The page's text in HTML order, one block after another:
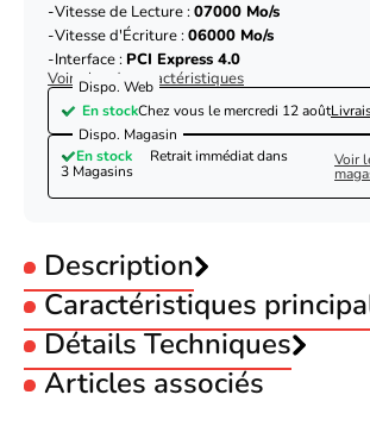
Vitesse de Lecture :07000 Mo/s
Vitesse d'Écriture :06000 Mo/s
Interface : PCI Express 4.0
Voir plus de caractéristiques
Dispo. Web
En stockChez vous le mercredi 12 août
Dispo. Magasin
En stock
Retrait immédiat dans
3 Magasins
Voir
Description
Caractéristiques
Capacité stockage :1To
Interface Disque : PCI-E 4.0
NVMe PCIe : PCIe Gen4
Détails Techniques
Produit
SSD interne
Articles associés